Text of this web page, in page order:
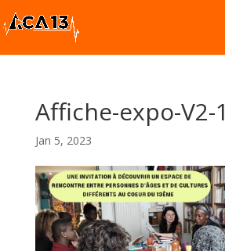
Affiche-expo-V2-1
Jan 5, 2023